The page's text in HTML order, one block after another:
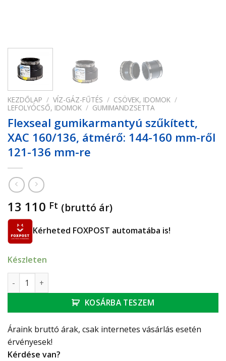
KEZDŐLAP / VÍZ-GÁZ-FŰTÉS / CSÖVEK, IDOMOK /
LEFOLYÓCSŐ, IDOMOK / GUMIMANDZSETTA
Flexseal gumikarmantyú szűkített,
XAC 160/136, átmérő: 144-160 mm-ről
121-136 mm-re
13 110 Ft (bruttó ár)
Kérheted FOXPOST automatába is!
Készleten
Flexseal gumikarmantyú szűkített, XAC 160/136, átmérő:
KOSÁRBA TESZEM
Áraink bruttó árak, csak internetes vásárlás esetén
érvényesek!
Kérdése van?